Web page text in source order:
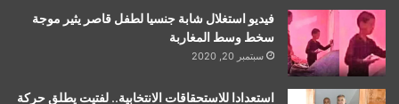
فيديو استغلال شابة جنسيا لطفل قاصر يثير موجة
سخط وسط المغاربة
سبتمبر 20, 2020
استعدادا للاستحقاقات الانتخابية.. لفتيت يطلق حركة